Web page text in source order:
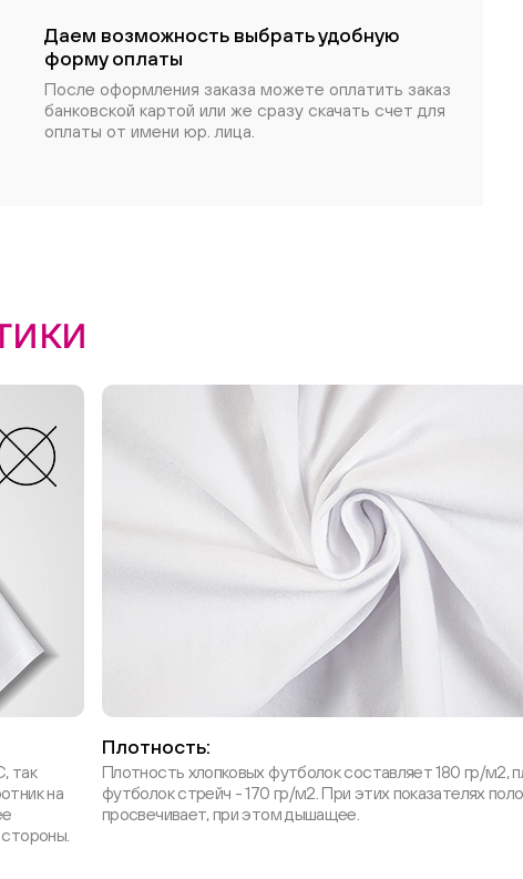
Даем возможность выбрать удобную
форму оплаты
После оформления заказа можете оплатить заказ
банковской картой или же сразу скачать счет для
оплаты от имени юр. лица.
так
на
Плотность:
Плотность хлопковых футболок составляет 180 гр/м2,
футболок стрейч - 170 гр/м2. При этих показателях
просвечивает, при этом дышащее.